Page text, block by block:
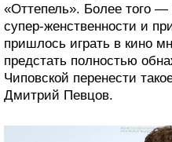
«Оттепель». Более того —
супер-женственности и
пришлось играть в кино
предстать полностью
Чиповской перенести
Дмитрий Певцов.